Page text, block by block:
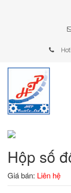
Hộp số
Giá bán: Liên hệ